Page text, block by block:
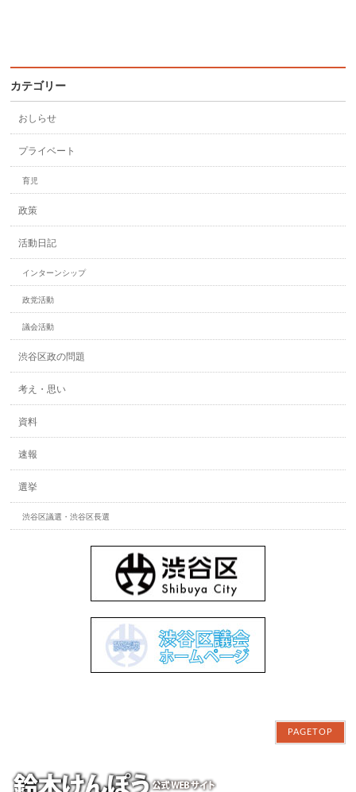
カテゴリー
おしらせ
プライベート
育児
政策
活動日記
インターンシップ
政党活動
議会活動
渋谷区政の問題
考え・思い
資料
速報
選挙
渋谷区議選・渋谷区長選
PAGETOP